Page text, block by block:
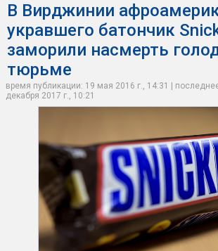
В Вирджинии
укравшего батончик
заморили насмерть
тюрьме
время публикации: 19 мая 2016 г., 14:31 |
декабря 2017 г., 10:21